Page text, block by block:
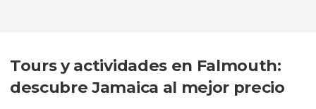
Tours y actividades en Falmouth:
descubre Jamaica al mejor precio